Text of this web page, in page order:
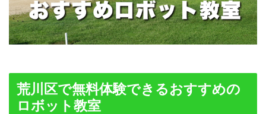
荒川区で無料体験できるおすすめの
ロボット教室